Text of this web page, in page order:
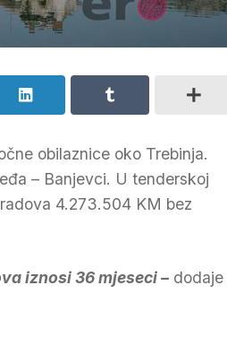
obilaznice oko Trebinja.
– Banjevci. U tenderskoj
4.273.504 KM bez
iznosi 36 mjeseci – dodaje